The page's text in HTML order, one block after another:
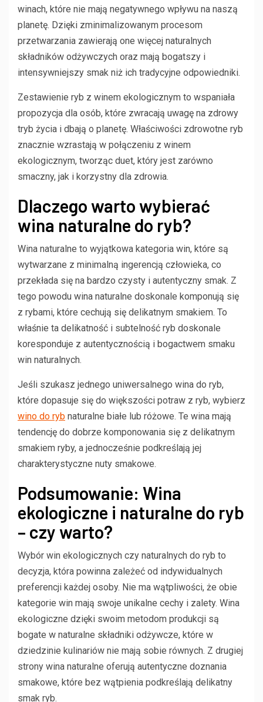
winach, które nie mają negatywnego wpływu na naszą
planetę. Dzięki zminimalizowanym procesom
przetwarzania zawierają one więcej naturalnych
składników odżywczych oraz mają bogatszy i
intensywniejszy smak niż ich tradycyjne odpowiedniki.
Zestawienie ryb z winem ekologicznym to wspaniała
propozycja dla osób, które zwracają uwagę na zdrowy
tryb życia i dbają o planetę. Właściwości zdrowotne ryb
znacznie wzrastają w połączeniu z winem
ekologicznym, tworząc duet, który jest zarówno
smaczny, jak i korzystny dla zdrowia.
Dlaczego warto wybierać
wina naturalne do ryb?
Wina naturalne to wyjątkowa kategoria win, które są
wytwarzane z minimalną ingerencją człowieka, co
przekłada się na bardzo czysty i autentyczny smak. Z
tego powodu wina naturalne doskonale komponują się
z rybami, które cechują się delikatnym smakiem. To
właśnie ta delikatność i subtelność ryb doskonale
koresponduje z autentycznością i bogactwem smaku
win naturalnych.
Jeśli szukasz jednego uniwersalnego wina do ryb,
które dopasuje się do większości potraw z ryb, wybierz
wino do ryb naturalne białe lub różowe. Te wina mają
tendencję do dobrze komponowania się z delikatnym
smakiem ryby, a jednocześnie podkreślają jej
charakterystyczne nuty smakowe.
Podsumowanie: Wina
ekologiczne i naturalne do ryb
– czy warto?
Wybór win ekologicznych czy naturalnych do ryb to
decyzja, która powinna zależeć od indywidualnych
preferencji każdej osoby. Nie ma wątpliwości, że obie
kategorie win mają swoje unikalne cechy i zalety. Wina
ekologiczne dzięki swoim metodom produkcji są
bogate w naturalne składniki odżywcze, które w
dziedzinie kulinariów nie mają sobie równych. Z drugiej
strony wina naturalne oferują autentyczne doznania
smakowe, które bez wątpienia podkreślają delikatny
smak ryb.